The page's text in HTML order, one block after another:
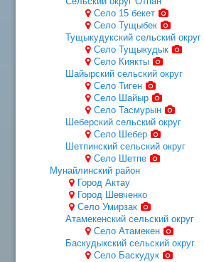
Село 15 бекет
Село Тущыбек
Тущыкудукский сельский округ
Село Тущыкудык
Село Киякты
Шайырский сельский округ
Село Тиген
Село Шайыр
Село Тасмурын
Шеберский сельский округ
Село Шебер
Шетпинский сельский округ
Село Шетпе
Мунайлинский район
Город Актау
Город Шевченко
Село Умирзак
Атамекенский сельский округ
Село Атамекен
Баскудыкский сельский округ
Село Баскудук